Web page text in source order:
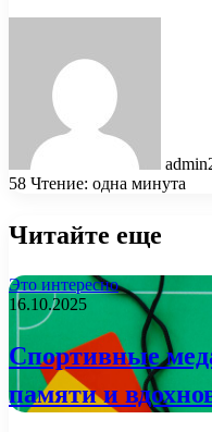
admin
58 Чтение: одна минута
Читайте еще
Это интересно
16.10.2025
Спортивные
памяти и